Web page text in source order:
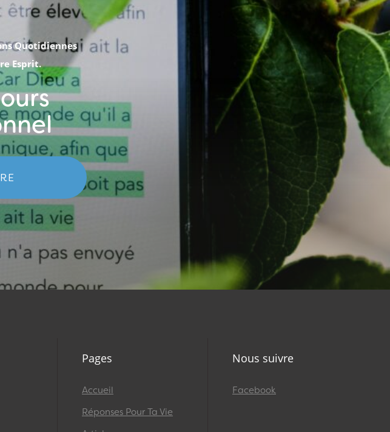
Quotidiennes
Esprit.
Pages
Accueil
Réponses Pour Ta Vie
Nous suivre
Facebook